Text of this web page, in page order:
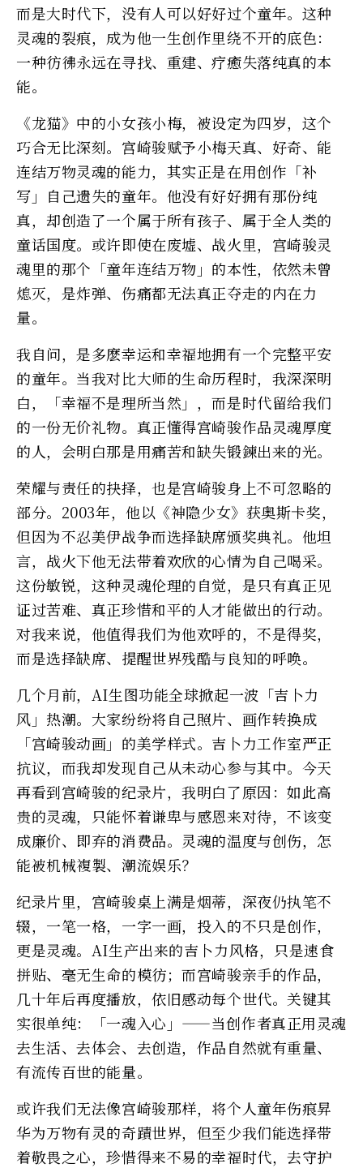
而是大时代下，没有人可以好好过个童年。这种
灵魂的裂痕，成为他一生创作里绕不开的底色：
一种彷彿永远在寻找、重建、疗癒失落纯真的本
能。
《龙猫》中的小女孩小梅，被设定为四岁，这个
巧合无比深刻。宫崎骏赋予小梅天真、好奇、能
连结万物灵魂的能力，其实正是在用创作「补
写」自己遗失的童年。他没有好好拥有那份纯
真，却创造了一个属于所有孩子、属于全人类的
童话国度。或许即使在废墟、战火里，宫崎骏灵
魂里的那个「童年连结万物」的本性，依然未曾
熄灭，是炸弹、伤痛都无法真正夺走的内在力
量。
我自问，是多麽幸运和幸福地拥有一个完整平安
的童年。当我对比大师的生命历程时，我深深明
白，「幸福不是理所当然」，而是时代留给我们
的一份无价礼物。真正懂得宫崎骏作品灵魂厚度
的人，会明白那是用痛苦和缺失锻鍊出来的光。
荣耀与责任的抉择，也是宫崎骏身上不可忽略的
部分。2003年，他以《神隐少女》获奥斯卡奖，
但因为不忍美伊战争而选择缺席颁奖典礼。他坦
言，战火下他无法带着欢欣的心情为自己喝采。
这份敏锐，这种灵魂伦理的自觉，是只有真正见
证过苦难、真正珍惜和平的人才能做出的行动。
对我来说，他值得我们为他欢呼的，不是得奖，
而是选择缺席、提醒世界残酷与良知的呼唤。
几个月前，AI生图功能全球掀起一波「吉卜力
风」热潮。大家纷纷将自己照片、画作转换成
「宫崎骏动画」的美学样式。吉卜力工作室严正
抗议，而我却发现自己从未动心参与其中。今天
再看到宫崎骏的纪录片，我明白了原因：如此高
贵的灵魂，只能怀着谦卑与感恩来对待，不该变
成廉价、即弃的消费品。灵魂的温度与创伤，怎
能被机械複製、潮流娱乐？
纪录片里，宫崎骏桌上满是烟蒂，深夜仍执笔不
辍，一笔一格，一字一画，投入的不只是创作，
更是灵魂。AI生产出来的吉卜力风格，只是速食
拼贴、毫无生命的模彷；而宫崎骏亲手的作品，
几十年后再度播放，依旧感动每个世代。关键其
实很单纯：「一魂入心」——当创作者真正用灵魂
去生活、去体会、去创造，作品自然就有重量、
有流传百世的能量。
或许我们无法像宫崎骏那样，将个人童年伤痕昇
华为万物有灵的奇蹟世界，但至少我们能选择带
着敬畏之心，珍惜得来不易的幸福时代，去守护